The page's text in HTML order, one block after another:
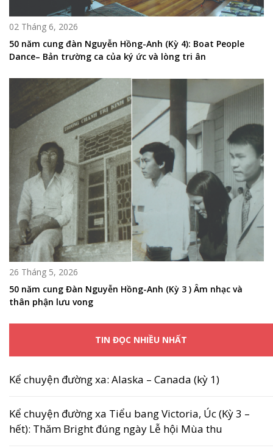
02 Tháng 6, 2026
50 năm cung đàn Nguyễn Hồng-Anh (Kỳ 4): Boat People
Dance– Bản trường ca của ký ức và lòng tri ân
26 Tháng 5, 2026
50 năm cung Đàn Nguyễn Hồng-Anh (Kỳ 3 ) Âm nhạc và
thân phận lưu vong
TIN ĐỌC NHIỀU NHẤT
Kể chuyện đường xa: Alaska – Canada (kỳ 1)
Kể chuyện đường xa Tiểu bang Victoria, Úc (Kỳ 3 –
hết): Thăm Bright đúng ngày Lễ hội Mùa thu